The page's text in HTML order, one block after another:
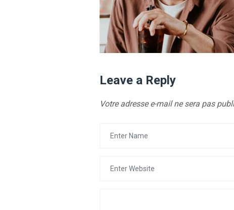
Leave a Reply
Votre adresse e-mail ne sera pas